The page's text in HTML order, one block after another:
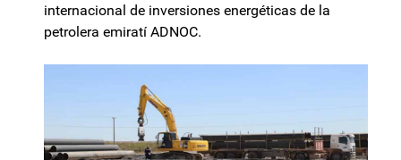
internacional de inversiones energéticas de la
petrolera emiratí ADNOC.